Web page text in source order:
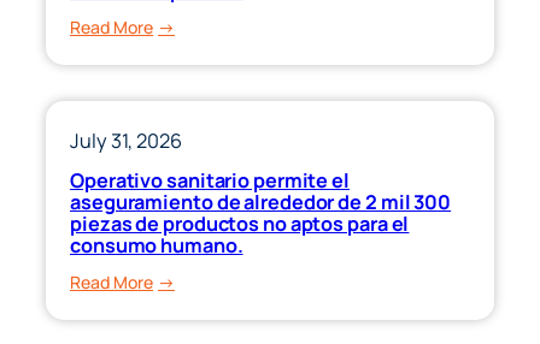
“Ponte
al
Corriente”,
apoyar
la
economía
familiar
en
Sinaloa.
Read More:
puso
en
el
canje
de
uniformes,
escolares
July 31, 2026
Operativo sanitario permite el
aseguramiento de alrededor de 2 mil 300
piezas de productos no aptos para el
consumo humano.
Read More: